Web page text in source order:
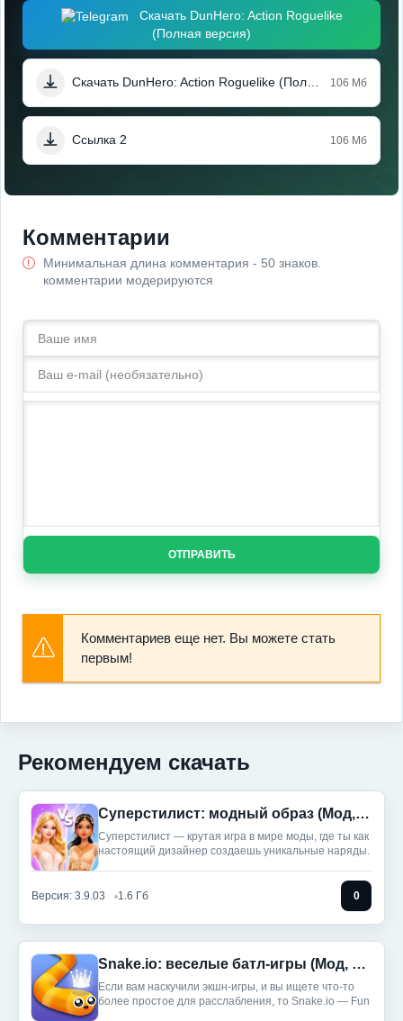
Скачать DunHero: Action Roguelike
(Полная версия)
Скачать DunHero: Action Roguelike (Полная версия) 106 Мб
Ссылка 2 106 Мб
Комментарии
Минимальная длина комментария - 50 знаков.
комментарии модерируются
ОТПРАВИТЬ
Комментариев еще нет. Вы можете стать
первым!
Рекомендуем скачать
Суперстилист: модный образ (Мод, Много денег)
Суперстилист — крутая игра в мире моды, где ты как
настоящий дизайнер создаешь уникальные наряды.
Версия: 3.9.03 1.6 Гб 0
Snake.io: веселые батл-игры (Мод, Unlocked)
Если вам наскучили экшн-игры, и вы ищете что-то
более простое для расслабления, то Snake.io — Fun